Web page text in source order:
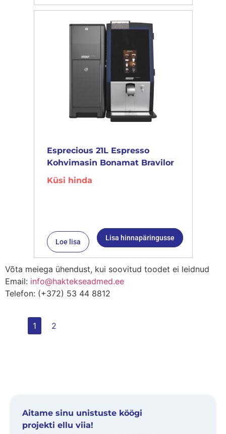
Esprecious 21L Espresso
Kohvimasin Bonamat Bravilor
Küsi hinda
Loe lisa Lisa hinnapäringusse
Võta meiega ühendust, kui soovitud toodet ei leidnud
Email: info@haktekseadmed.ee
Telefon: (+372) 53 44 8812
1 2
Aitame sinu unistuste köögi
projekti ellu viia!